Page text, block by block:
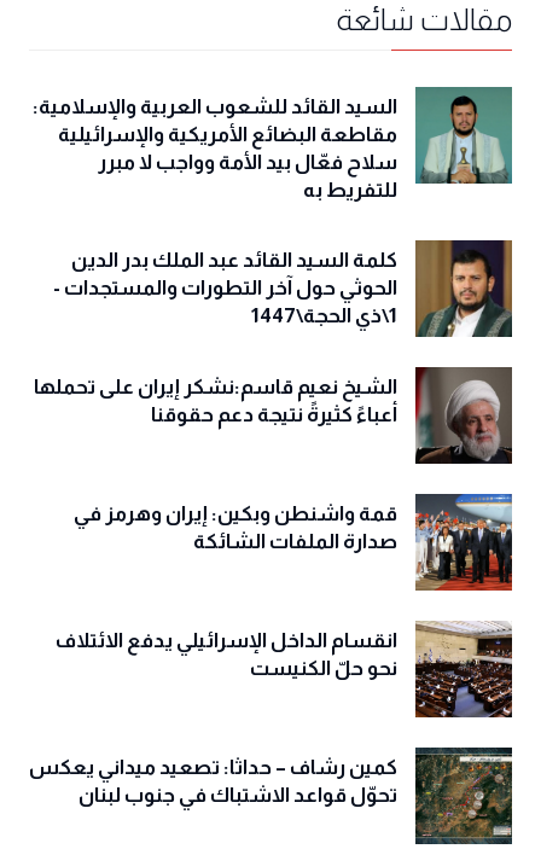
مقالات شائعة
السيد القائد للشعوب العربية والإسلامية:
مقاطعة البضائع الأمريكية والإسرائيلية
سلاح فعّال بيد الأمة وواجب لا مبرر
للتفريط به
كلمة السيد القائد عبد الملك بدر الدين
الحوثي حول آخر التطورات والمستجدات -
1\ذي الحجة\1447
الشيخ نعيم قاسم:نشكر إيران على تحملها
أعباءً كثيرةً نتيجة دعم حقوقنا
قمة واشنطن وبكين: إيران وهرمز في
صدارة الملفات الشائكة
انقسام الداخل الإسرائيلي يدفع الائتلاف
نحو حلّ الكنيست
كمين رشاف – حداثا: تصعيد ميداني يعكس
تحوّل قواعد الاشتباك في جنوب لبنان